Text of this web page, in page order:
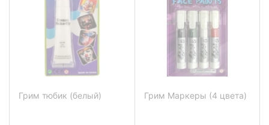
Грим тюбик (белый) Грим Маркеры (4 цвета)